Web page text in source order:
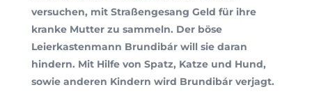
versuchen, mit Straßengesang Geld für ihre
kranke Mutter zu sammeln. Der böse
Leierkastenmann Brundibár will sie daran
hindern. Mit Hilfe von Spatz, Katze und Hund,
sowie anderen Kindern wird Brundibár verjagt.